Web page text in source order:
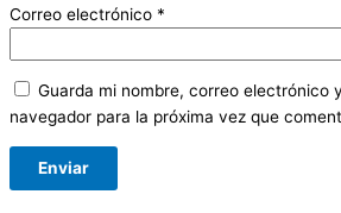
Correo electrónico *
Guarda mi nombre, correo electrónico
navegador para la próxima vez que